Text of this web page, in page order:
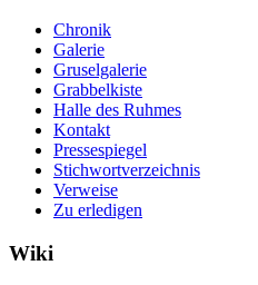
Chronik
Galerie
Gruselgalerie
Grabbelkiste
Halle des Ruhmes
Kontakt
Pressespiegel
Stichwortverzeichnis
Verweise
Zu erledigen
Wiki